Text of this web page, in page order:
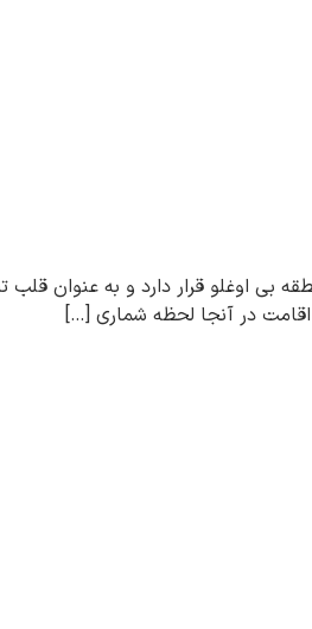
بی اوغلو قرار دارد و به عنوان
اقامت در آنجا لحظه شماری […]